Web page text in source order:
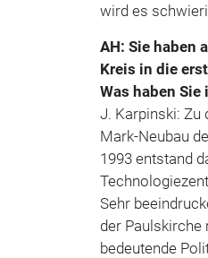
wird es
AH: Sie haben
Kreis in die
Was haben
J. Karpinski: Zu
Mark-Neubau
1993 entstand
Sehr
der Paulskirche
bedeutende